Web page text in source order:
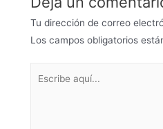
Tu dirección de correo
Los campos obligatorios